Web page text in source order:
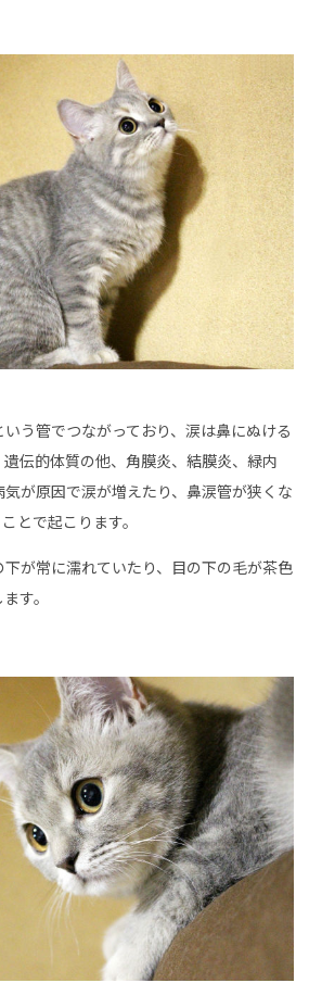
う管でつながっており、涙は鼻にぬける
伝的体質の他、角膜炎、結膜炎、緑内
が原因で涙が増えたり、鼻涙管が狭くな
とで起こります。
が常に濡れていたり、目の下の毛が茶色
す。